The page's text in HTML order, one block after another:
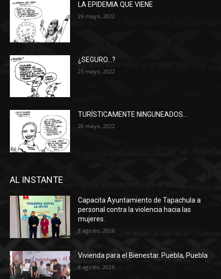
LA EPIDEMIA QUE VIENE
26 mayo, 2022
¿SEGURO…?
25 mayo, 2022
TURÍSTICAMENTE NINGUNEADOS…
20 mayo, 2022
AL INSTANTE
Capacita Ayuntamiento de Tapachula a
personal contra la violencia hacia las
mujeres.
8 agosto, 2026
Vivienda para el Bienestar. Puebla, Puebla
8 agosto, 2026